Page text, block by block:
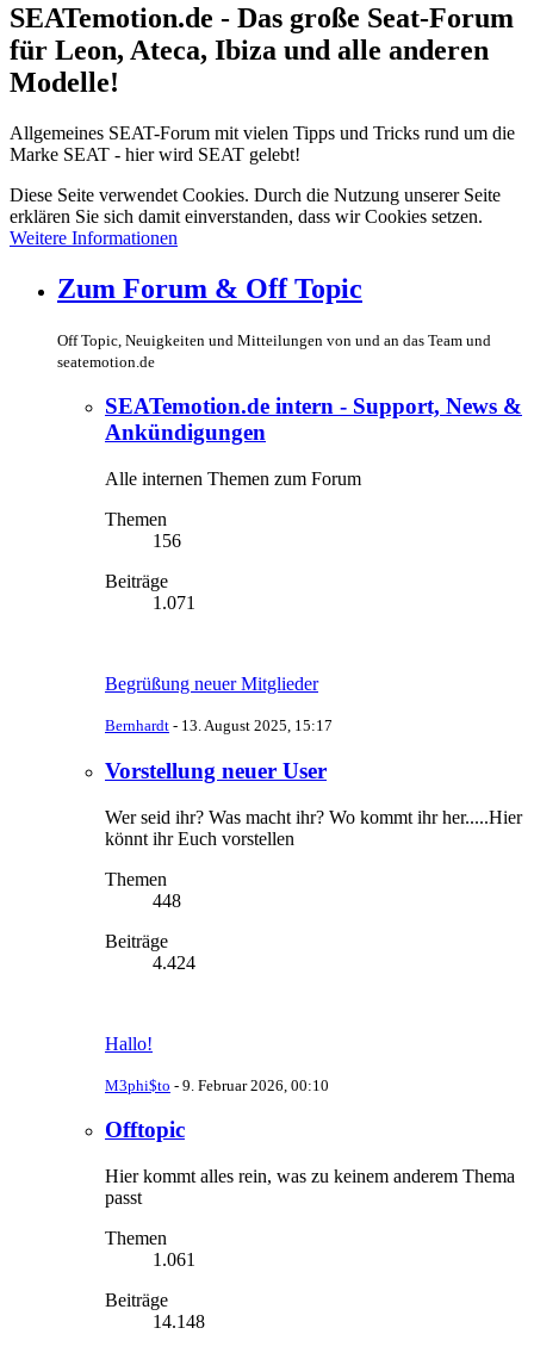
SEATemotion.de - Das große Seat-Forum
für Leon, Ateca, Ibiza und alle anderen
Modelle!
Allgemeines SEAT-Forum mit vielen Tipps und Tricks rund um die
Marke SEAT - hier wird SEAT gelebt!
Diese Seite verwendet Cookies. Durch die Nutzung unserer Seite
erklären Sie sich damit einverstanden, dass wir Cookies setzen.
Weitere Informationen
Zum Forum & Off Topic
Off Topic, Neuigkeiten und Mitteilungen von und an das Team und
seatemotion.de
SEATemotion.de intern - Support, News &
Ankündigungen
Alle internen Themen zum Forum
Themen
156
Beiträge
1.071
Begrüßung neuer Mitglieder
Bernhardt - 13. August 2025, 15:17
Vorstellung neuer User
Wer seid ihr? Was macht ihr? Wo kommt ihr her.....Hier
könnt ihr Euch vorstellen
Themen
448
Beiträge
4.424
Hallo!
M3phi$to - 9. Februar 2026, 00:10
Offtopic
Hier kommt alles rein, was zu keinem anderem Thema
passt
Themen
1.061
Beiträge
14.148